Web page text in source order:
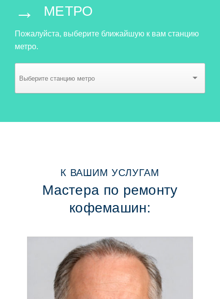
→ МЕТРО
Пожалуйста, выберите ближайшую к вам станцию
метро.
К ВАШИМ УСЛУГАМ
Мастера по ремонту
кофемашин: